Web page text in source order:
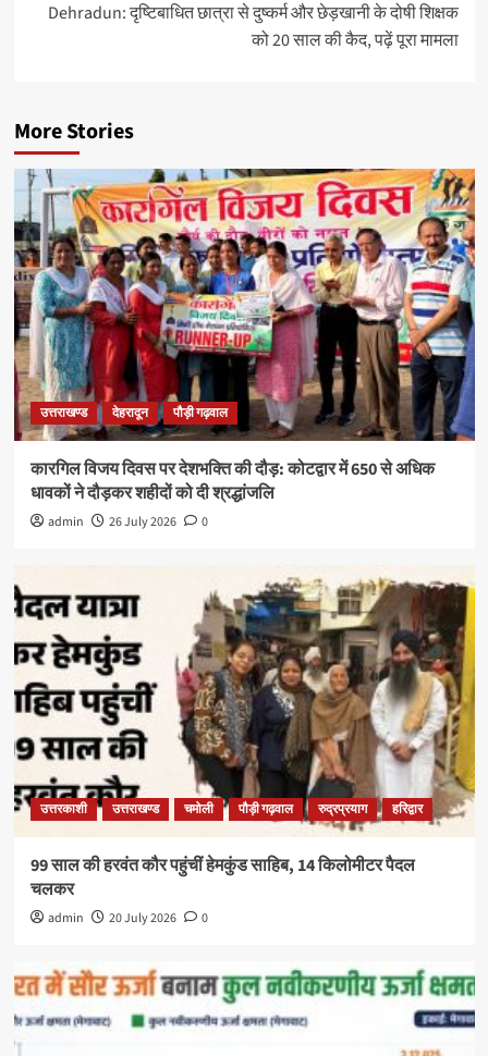
Dehradun: दृष्टिबाधित छात्रा से दुष्कर्म और छेड़खानी के दोषी शिक्षक
को 20 साल की कैद, पढ़ें पूरा मामला
More Stories
उत्तराखण्ड देहरादून पौड़ी गढ़वाल
कारगिल विजय दिवस पर देशभक्ति की दौड़: कोटद्वार में 650 से अधिक
धावकों ने दौड़कर शहीदों को दी श्रद्धांजलि
admin 26 July 2026 0
उत्तरकाशी उत्तराखण्ड चमोली पौड़ी गढ़वाल रुद्रप्रयाग हरिद्वार
99 साल की हरवंत कौर पहुंचीं हेमकुंड साहिब, 14 किलोमीटर पैदल
चलकर
admin 20 July 2026 0